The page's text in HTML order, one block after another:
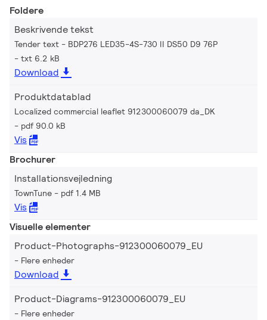
Foldere
Beskrivende tekst
Tender text - BDP276 LED35-4S-730 II DS50 D9 76P
txt 6.2 kB
Download
Produktdatablad
Localized commercial leaflet 912300060079 da_DK
pdf 90.0 kB
Vis
Brochurer
Installationsvejledning
TownTune pdf 1.4 MB
Vis
Visuelle elementer
Product-Photographs-912300060079_EU
Flere enheder
Download
Product-Diagrams-912300060079_EU
Flere enheder